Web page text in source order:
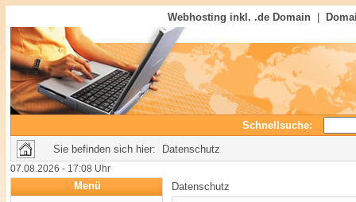
Webhosting inkl. .de Domain
Schnellsuche:
Sie befinden sich hier: Datenschutz
07.08.2026 - 17:08 Uhr
Menü
Datenschutz